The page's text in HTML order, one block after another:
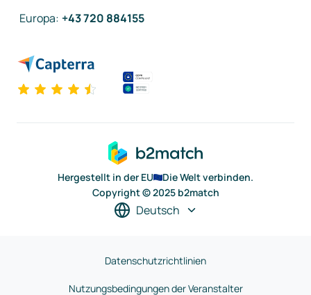
Europa: +43 720 884155
Hergestellt in der EU
Die Welt verbinden.
Copyright © 2025 b2match
Deutsch
Datenschutzrichtlinien
Nutzungsbedingungen der Veranstalter